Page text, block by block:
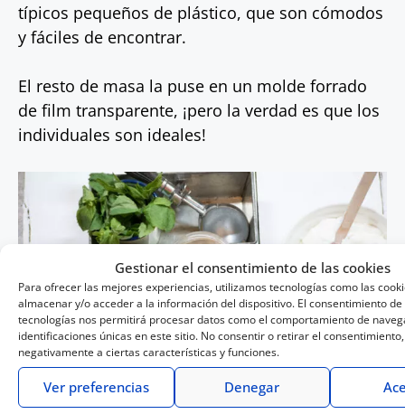
Gestionar el consentimiento de las cookies
Para ofrecer las mejores experiencias, utilizamos tecnologías como las
almacenar y/o acceder a la información del dispositivo. El consentimiento de
tecnologías nos permitirá procesar datos como el comportamiento de
identificaciones únicas en este sitio. No consentir o retirar el
negativamente a ciertas características y funciones.
Denegar
Ver preferencias
típicos pequeños de plástico, que son cómodos
y fáciles de encontrar.
El resto de masa la puse en un molde forrado
de film transparente, ¡pero la verdad es que los
individuales son ideales!